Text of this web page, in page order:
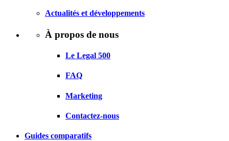
Actualités et développements
À propos de nous
Le Legal 500
FAQ
Marketing
Contactez-nous
Guides comparatifs